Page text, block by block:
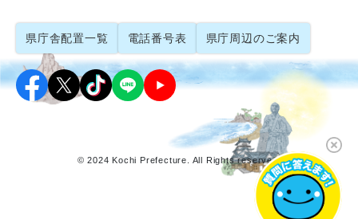
県庁舎配置一覧 電話番号表 県庁周辺のご案内
© 2024 Kochi Prefecture. All Rights reserved.